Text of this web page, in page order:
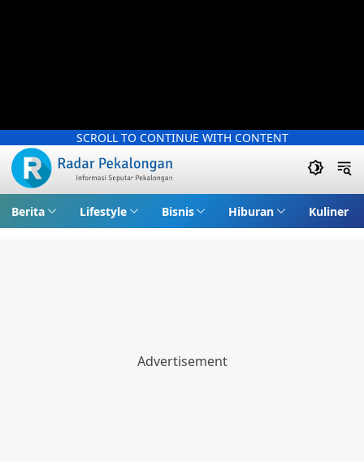
SCROLL TO CONTINUE WITH CONTENT
Berita Lifestyle Bisnis Hiburan Kuliner